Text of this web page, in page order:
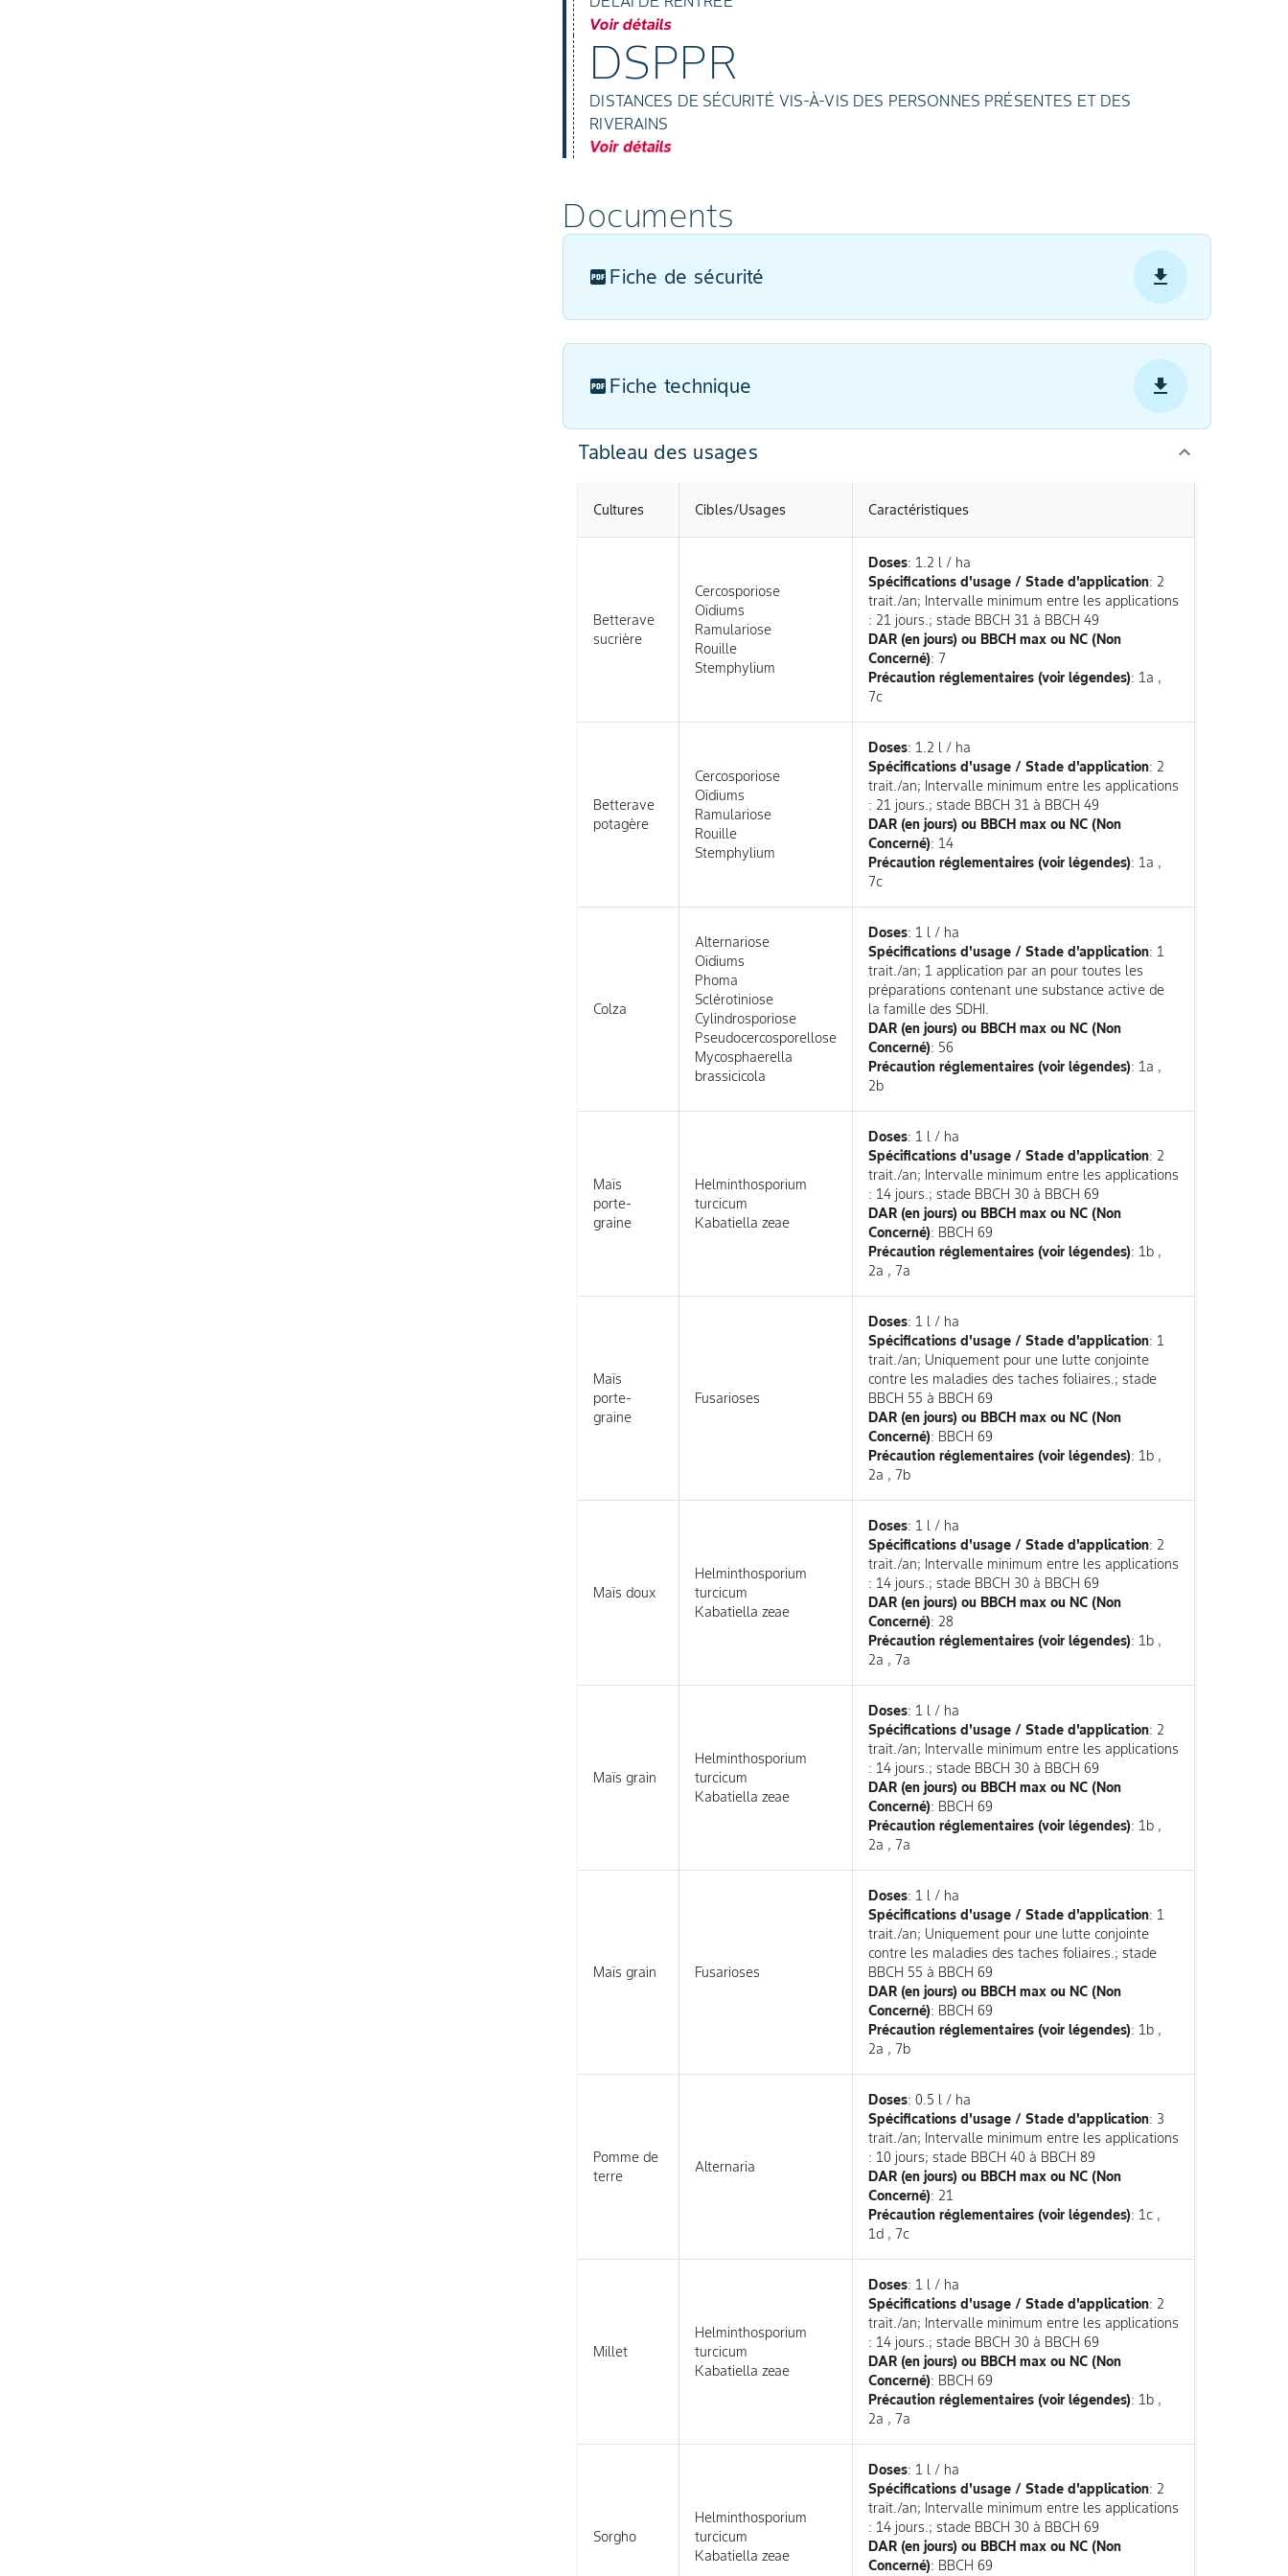
Voir détails
DSPPR
DISTANCES DE SÉCURITÉ VIS-À-VIS DES PERSONNES PRÉSENTES ET DES
RIVERAINS
Voir détails
Documents
Fiche de sécurité
Fiche technique
Tableau des usages
Cultures Cibles/Usages Caractéristiques
Betterave
sucrière
Cercosporiose
Oïdiums
Ramulariose
Rouille
Stemphylium
Doses: 1.2 l / ha
Spécifications d'usage / Stade d'application: 2
trait./an; Intervalle minimum entre les applications
: 21 jours.; stade BBCH 31 à BBCH 49
DAR (en jours) ou BBCH max ou NC (Non
Concerné): 7
Précaution réglementaires (voir légendes): 1a ,
7c
Betterave
potagère
Cercosporiose
Oïdiums
Ramulariose
Rouille
Stemphylium
Doses: 1.2 l / ha
Spécifications d'usage / Stade d'application: 2
trait./an; Intervalle minimum entre les applications
: 21 jours.; stade BBCH 31 à BBCH 49
DAR (en jours) ou BBCH max ou NC (Non
Concerné): 14
Précaution réglementaires (voir légendes): 1a ,
7c
Colza
Alternariose
Oïdiums
Phoma
Sclérotiniose
Cylindrosporiose
Pseudocercosporellose
Mycosphaerella
brassicicola
Doses: 1 l / ha
Spécifications d'usage / Stade d'application: 1
trait./an; 1 application par an pour toutes les
préparations contenant une substance active de
la famille des SDHI.
DAR (en jours) ou BBCH max ou NC (Non
Concerné): 56
Précaution réglementaires (voir légendes): 1a ,
2b
Maïs
porte-
graine
Helminthosporium
turcicum
Kabatiella zeae
Doses: 1 l / ha
Spécifications d'usage / Stade d'application: 2
trait./an; Intervalle minimum entre les applications
: 14 jours.; stade BBCH 30 à BBCH 69
DAR (en jours) ou BBCH max ou NC (Non
Concerné): BBCH 69
Précaution réglementaires (voir légendes): 1b ,
2a , 7a
Maïs
porte-
graine
Fusarioses
Doses: 1 l / ha
Spécifications d'usage / Stade d'application: 1
trait./an; Uniquement pour une lutte conjointe
contre les maladies des taches foliaires.; stade
BBCH 55 à BBCH 69
DAR (en jours) ou BBCH max ou NC (Non
Concerné): BBCH 69
Précaution réglementaires (voir légendes): 1b ,
2a , 7b
Maïs doux
Helminthosporium
turcicum
Kabatiella zeae
Doses: 1 l / ha
Spécifications d'usage / Stade d'application: 2
trait./an; Intervalle minimum entre les applications
: 14 jours.; stade BBCH 30 à BBCH 69
DAR (en jours) ou BBCH max ou NC (Non
Concerné): 28
Précaution réglementaires (voir légendes): 1b ,
2a , 7a
Maïs grain
Helminthosporium
turcicum
Kabatiella zeae
Doses: 1 l / ha
Spécifications d'usage / Stade d'application: 2
trait./an; Intervalle minimum entre les applications
: 14 jours.; stade BBCH 30 à BBCH 69
DAR (en jours) ou BBCH max ou NC (Non
Concerné): BBCH 69
Précaution réglementaires (voir légendes): 1b ,
2a , 7a
Maïs grain Fusarioses
Doses: 1 l / ha
Spécifications d'usage / Stade d'application: 1
trait./an; Uniquement pour une lutte conjointe
contre les maladies des taches foliaires.; stade
BBCH 55 à BBCH 69
DAR (en jours) ou BBCH max ou NC (Non
Concerné): BBCH 69
Précaution réglementaires (voir légendes): 1b ,
2a , 7b
Pomme de
terre
Alternaria
Doses: 0.5 l / ha
Spécifications d'usage / Stade d'application: 3
trait./an; Intervalle minimum entre les applications
: 10 jours; stade BBCH 40 à BBCH 89
DAR (en jours) ou BBCH max ou NC (Non
Concerné): 21
Précaution réglementaires (voir légendes): 1c ,
1d , 7c
Millet
Helminthosporium
turcicum
Kabatiella zeae
Doses: 1 l / ha
Spécifications d'usage / Stade d'application: 2
trait./an; Intervalle minimum entre les applications
: 14 jours.; stade BBCH 30 à BBCH 69
DAR (en jours) ou BBCH max ou NC (Non
Concerné): BBCH 69
Précaution réglementaires (voir légendes): 1b ,
2a , 7a
Sorgho
Helminthosporium
turcicum
Kabatiella zeae
Doses: 1 l / ha
Spécifications d'usage / Stade d'application: 2
trait./an; Intervalle minimum entre les applications
: 14 jours.; stade BBCH 30 à BBCH 69
DAR (en jours) ou BBCH max ou NC (Non
Concerné): BBCH 69